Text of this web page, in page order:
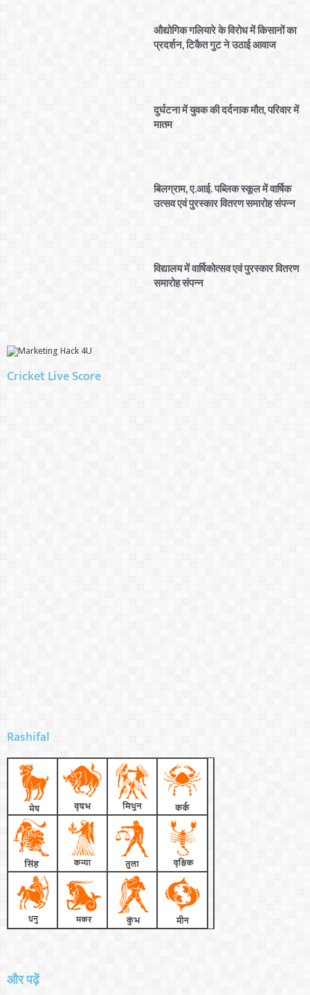
औद्योगिक गलियारे के विरोध में किसानों का
प्रदर्शन, टिकैत गुट ने उठाई आवाज
दुर्घटना में युवक की दर्दनाक मौत, परिवार में
मातम
बिलग्राम, ए.आई. पब्लिक स्कूल में वार्षिक
उत्सव एवं पुरस्कार वितरण समारोह संपन्न
विद्यालय में वार्षिकोत्सव एवं पुरस्कार वितरण
समारोह संपन्न
Cricket Live Score
Rashifal
और पढ़ें